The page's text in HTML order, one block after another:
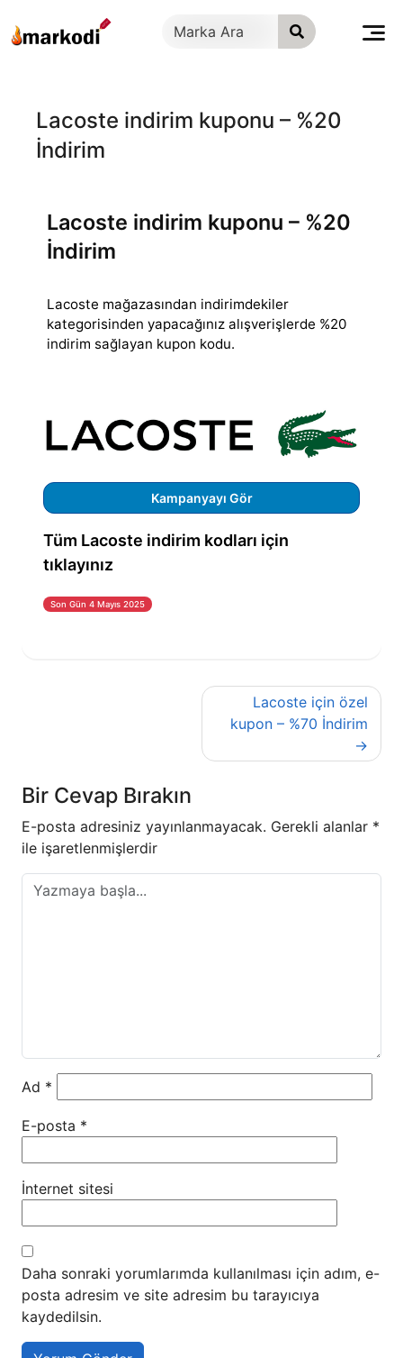
geç
Lacoste indirim kuponu – %20
İndirim
Lacoste indirim kuponu – %20
İndirim
Lacoste mağazasından indirimdekiler
kategorisinden yapacağınız alışverişlerde %20
indirim sağlayan kupon kodu.
Kampanyayı Gör
Tüm Lacoste indirim kodları için
tıklayınız
Son Gün 4 Mayıs 2025
Lacoste için özel
kupon – %70 İndirim
Bir Cevap Bırakın
E-posta adresiniz yayınlanmayacak. Gerekli alanlar *
ile işaretlenmişlerdir
Ad *
E-posta *
İnternet sitesi
Daha sonraki yorumlarımda kullanılması için adım, e-
posta adresim ve site adresim bu tarayıcıya
kaydedilsin.